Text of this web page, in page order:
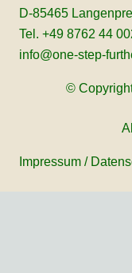
D-85465
Tel. +49 8762 44
info@one-step-
©
Impressum /